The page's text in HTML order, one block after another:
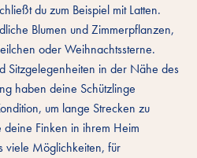
du zum Beispiel mit Latten.
Blumen und Zimmerpflanzen,
oder Weihnachtssterne.
Sitzgelegenheiten in der Nähe des
haben deine Schützlinge
um lange Strecken zu
Finken in ihrem Heim
viele Möglichkeiten, für